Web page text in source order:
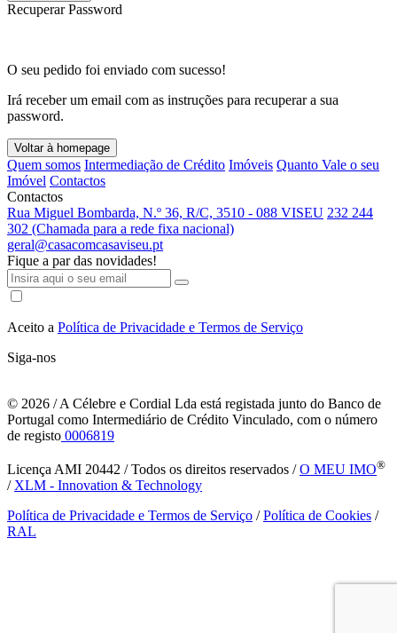
Recuperar Password
O seu pedido foi enviado com sucesso!
Irá receber um email com as instruções para recuperar a sua
password.
Voltar à homepage
Quem somos Intermediação de Crédito Imóveis Quanto Vale o seu
Imóvel Contactos
Contactos
Rua Miguel Bombarda, N.º 36, R/C, 3510 - 088 VISEU 232 244
302 (Chamada para a rede fixa nacional)
geral@casacomcasaviseu.pt
Fique a par das novidades!
Aceito a Política de Privacidade e Termos de Serviço
Siga-nos
© 2026 / A Célebre e Cordial Lda está registada junto do Banco de
Portugal como Intermediário de Crédito Vinculado, com o número
de registo 0006819
Licença AMI 20442 / Todos os direitos reservados /O MEU IMO®
/ XLM - Innovation & Technology
Política de Privacidade e Termos de Serviço /Política de Cookies /
RAL